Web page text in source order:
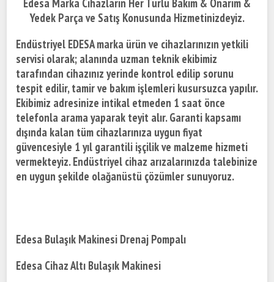
Edesa Marka Cihazların Her Türlü Bakım & Onarım &
Yedek Parça ve Satış Konusunda Hizmetinizdeyiz.
Endüstriyel EDESA marka ürün ve cihazlarınızın yetkili
servisi olarak; alanında uzman teknik ekibimiz
tarafından cihazınız yerinde kontrol edilip sorunu
tespit edilir, tamir ve bakım işlemleri kusursuzca yapılır.
Ekibimiz adresinize intikal etmeden 1 saat önce
telefonla arama yaparak teyit alır. Garanti kapsamı
dışında kalan tüm cihazlarınıza uygun fiyat
güvencesiyle 1 yıl garantili işçilik ve malzeme hizmeti
vermekteyiz. Endüstriyel cihaz arızalarınızda talebinize
en uygun şekilde olağanüstü çözümler sunuyoruz.
Edesa Bulaşık Makinesi Drenaj Pompalı
Edesa Cihaz Altı Bulaşık Makinesi